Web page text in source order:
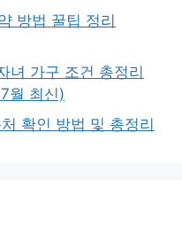
방법 꿀팁 정리
녀 가구 조건 총정리
월 최신)
확인 방법 및 총정리